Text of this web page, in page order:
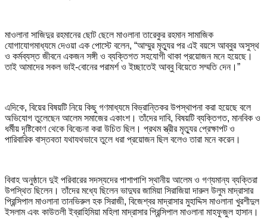
মাওলানা সাজিদুর রহমানের ছোট ছেলে মাওলানা তারেকুর রহমান সামাজিক
যোগাযোগমাধ্যমে দেওয়া এক পোস্টে বলেন, “আম্মুর মৃত্যুর পর এই বয়সে আব্বুর অসুস্থ
ও কর্মব্যস্ত জীবনে একজন সঙ্গী ও ব্যক্তিগত সহযোগী থাকা প্রয়োজন মনে হয়েছে।
তাই আমাদের সকল ভাই-বোনের পরামর্শ ও ইচ্ছাতেই আব্বু বিয়েতে সম্মতি দেন।”
এদিকে, বিয়ের বিষয়টি নিয়ে কিছু গণমাধ্যমে বিভ্রান্তিকর উপস্থাপনা করা হয়েছে বলে
অভিযোগ তুলেছেন আলেম সমাজের একাংশ। তাঁদের দাবি, বিষয়টি ব্যক্তিগত, মানবিক ও
ধর্মীয় দৃষ্টিকোণ থেকে বিবেচনা করা উচিত ছিল। প্রথম স্ত্রীর মৃত্যুর প্রেক্ষাপট ও
পারিবারিক বাস্তবতা যথাযথভাবে তুলে ধরা প্রয়োজন ছিল বলেও তারা মনে করেন।
বিবাহ অনুষ্ঠানে দুই পরিবারের সদস্যদের পাশাপাশি স্থানীয় আলেম ও গণ্যমান্য ব্যক্তিরা
উপস্থিত ছিলেন। তাঁদের মধ্যে ছিলেন ভাদুঘর জামিয়া সিরাজিয়া দারুল উলুম মাদ্রাসার
প্রিন্সিপাল মাওলানা তানভিরুল হক সিরাজী, বিজেশ্বর মাদ্রাসার মুহাদ্দিস মাওলানা খুরশীদুল
ইসলাম এবং কাউতলী ইব্রাহিমিয়া মহিলা মাদ্রাসার প্রিন্সিপাল মাওলানা মাহফুজুল হাসান।